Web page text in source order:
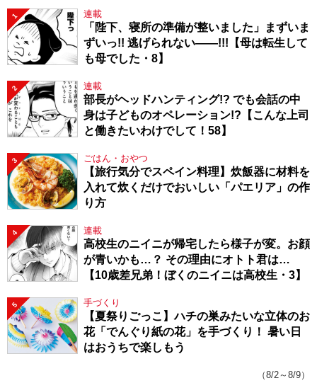
1 連載
「陛下、寝所の準備が整いました」まずいま
ずいっ!! 逃げられない――!!!【母は転生して
も母でした・8】
2 連載
部長がヘッドハンティング!? でも会話の中
身は子どものオペレーション!?【こんな上司
と働きたいわけでして！58】
3 ごはん・おやつ
【旅行気分でスペイン料理】炊飯器に材料を
入れて炊くだけでおいしい「パエリア」の作
り方
4 連載
高校生のニイニが帰宅したら様子が変。お顔
が青いかも…？ その理由にオトト君は…
【10歳差兄弟！ぼくのニイニは高校生・3】
5 手づくり
【夏祭りごっこ】ハチの巣みたいな立体のお
花「でんぐり紙の花」を手づくり！ 暑い日
はおうちで楽しもう
（8/2～8/9）